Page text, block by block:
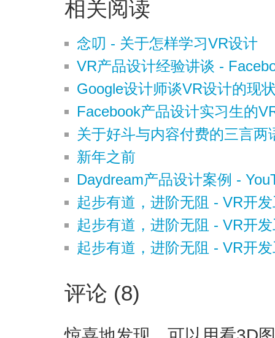
相关阅读
念叨 - 关于怎样学习VR设计
VR产品设计经验讲谈 -
Google设计师谈VR设计的现
Facebook产品设计实习生的
关于好斗与内容付费的三言两
新年之前
Daydream产品设计案例 -
起步有道，进阶无阻 - VR开
起步有道，进阶无阻 - VR开
起步有道，进阶无阻 - VR开
评论 (8)